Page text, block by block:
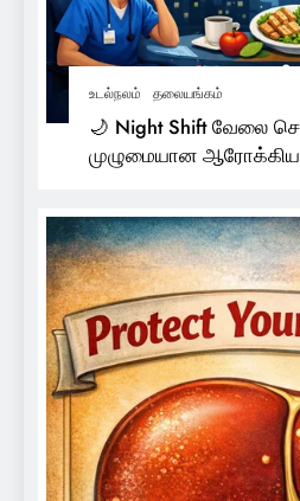
உடல்நலம் தலையங்கம்
🌙 Night Shift வேலை
முழுமையான ஆரோக்கிய